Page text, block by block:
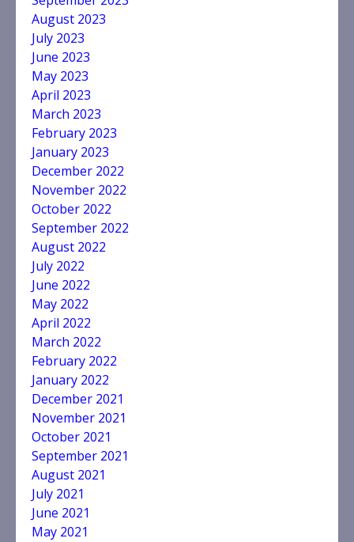
August 2023
July 2023
June 2023
May 2023
April 2023
March 2023
February 2023
January 2023
December 2022
November 2022
October 2022
September 2022
August 2022
July 2022
June 2022
May 2022
April 2022
March 2022
February 2022
January 2022
December 2021
November 2021
October 2021
September 2021
August 2021
July 2021
June 2021
May 2021